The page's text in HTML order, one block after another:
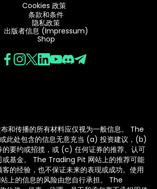
Cookies 政策
条款和条件
隐私政策
出版者信息 (Impressum)
Shop
和传播的所有材料应仅视为一般信息。 The
此处包含的信息无意充当 (a) 投资建议，(b)
的要约或招揽，或 (c) 任何证券的推荐、认可
或基金。 The Trading Pit 网站上的推荐可能
的经验，也不保证未来的表现或成功。使用
上的信息的风险由您自行承担。 The